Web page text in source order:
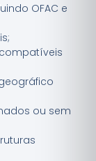
OFAC e
ou sem